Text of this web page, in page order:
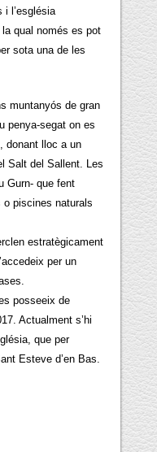
i l’església
qual només es pot
sota una de les
muntanyós de gran
penya-segat on es
donant lloc a un
Salt del Sallent. Les
Gurn- que fent
o piscines naturals
estratègicament
per un
posseeix de
Actualment s’hi
que per
Esteve d’en Bas.